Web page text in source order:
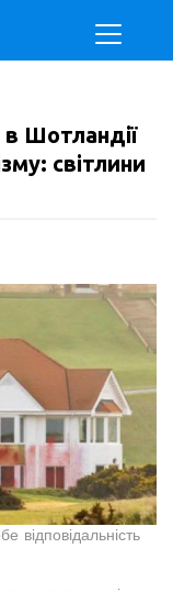
Шотландії
світлини
відповідальність